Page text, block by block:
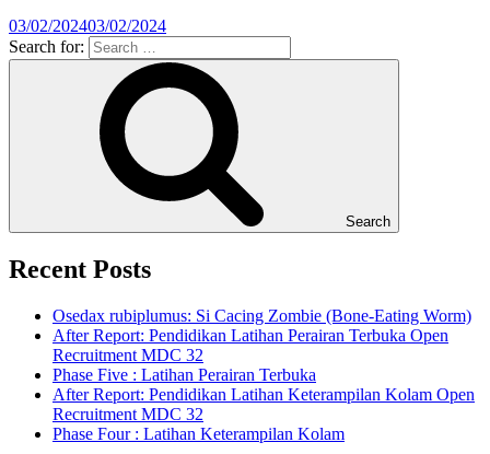
03/02/202403/02/2024
Search for:
Search
Recent Posts
Osedax rubiplumus: Si Cacing Zombie (Bone-Eating Worm)
After Report: Pendidikan Latihan Perairan Terbuka Open
Recruitment MDC 32
Phase Five : Latihan Perairan Terbuka
After Report: Pendidikan Latihan Keterampilan Kolam Open
Recruitment MDC 32
Phase Four : Latihan Keterampilan Kolam